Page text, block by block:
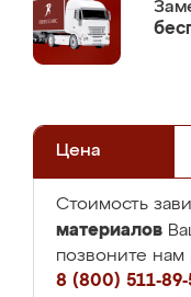
Цена
Стоимость
материалов
позвоните
8 (800) 511-89-